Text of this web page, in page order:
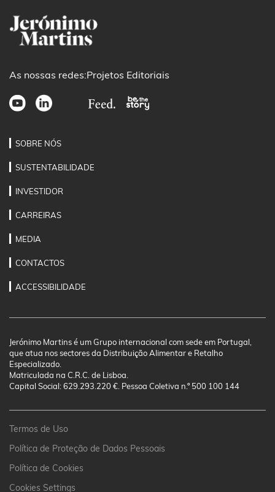
As nossas redes:Projetos Editoriais
SOBRE NÓS
SUSTENTABILIDADE
INVESTIDOR
CARREIRAS
MEDIA
CONTACTOS
ACCESSIBILIDADE
Jerónimo Martins é um Grupo internacional com sede em Portugal,
que atua nos sectores da Distribuição Alimentar e Retalho
Especializado.
Matriculada na C.R.C. de Lisboa.
Capital Social: 629.293.220 €. Pessoa Coletiva n.º 500 100 144
Termos de Uso
Política de Proteção de Dados Pessoais
Política de Cookies
Cookies Settings